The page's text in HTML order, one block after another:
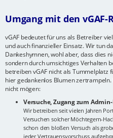
Umgang mit den vGAF-
vGAF bedeutet für uns als Betreiber
und auch finanzieller Einsatz. Wir tun
Dankeshymnen, wohl aber, dass dies
sondern durch umsichtiges Verhalten
betreiben vGAF nicht als Tummelplatz
hier gedankenlos Blumen
nicht mögen:
Versuche, Zugang zum
Wir betreiben seit vielen Jahren
Versuchen solcher Möchtegern-
schon den bloßen Versuch als
jeder Vertrauensvorschuss